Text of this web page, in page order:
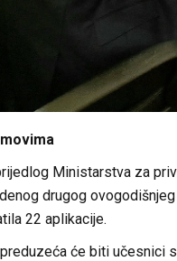
Ministarstva za
drugog
22 aplikacije.
će biti učesnici